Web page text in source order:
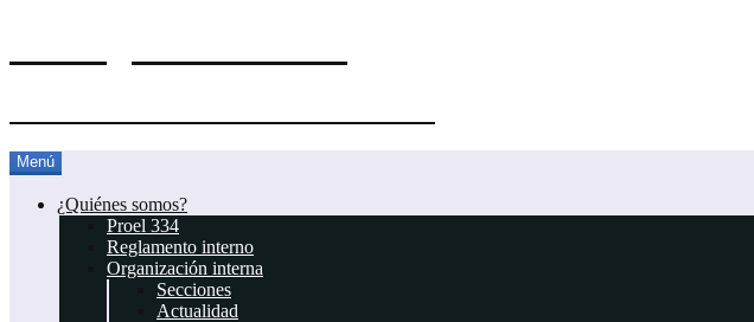
Menú
al
contenido
¿Quiénes somos?
Proel 334
Reglamento interno
Organización interna
Secciones
Actualidad